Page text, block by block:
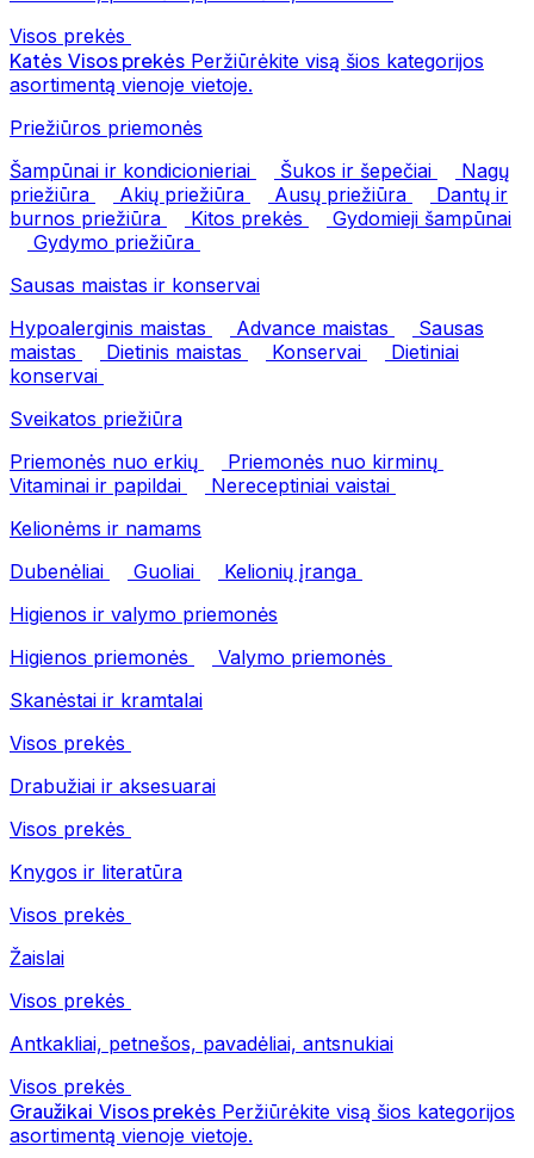
Visos prekės
Katės Visos prekės Peržiūrėkite visą šios kategorijos
asortimentą vienoje vietoje.
Priežiūros priemonės
Šampūnai ir kondicionieriai
Šukos ir šepečiai
Nagų
priežiūra
Akių priežiūra Ausų priežiūra
Dantų ir
burnos priežiūra
Kitos prekės
Gydomieji šampūnai
Gydymo priežiūra
Sausas maistas ir konservai
Hypoalerginis maistas
Advance maistas
Sausas
maistas
Dietinis maistas Konservai
Dietiniai
konservai
Sveikatos priežiūra
Priemonės nuo erkių
Priemonės nuo kirminų
Vitaminai ir papildai
Nereceptiniai vaistai
Kelionėms ir namams
Dubenėliai
Guoliai
Kelionių įranga
Higienos ir valymo priemonės
Higienos priemonės
Valymo priemonės
Skanėstai ir kramtalai
Visos prekės
Drabužiai ir aksesuarai
Visos prekės
Knygos ir literatūra
Visos prekės
Žaislai
Visos prekės
Antkakliai, petnešos, pavadėliai, antsnukiai
Visos prekės
Graužikai Visos prekės Peržiūrėkite visą šios kategorijos
asortimentą vienoje vietoje.